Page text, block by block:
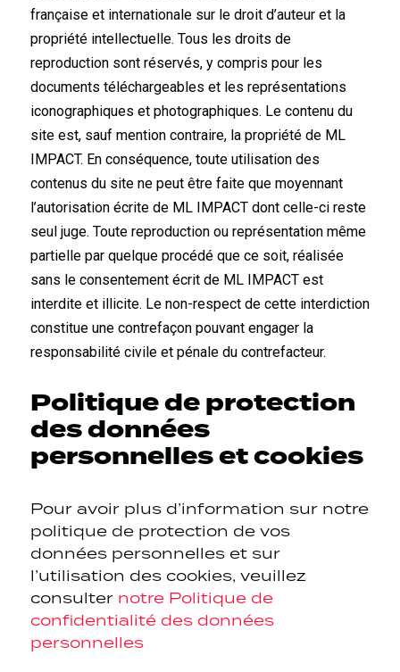
française et internationale sur le droit d’auteur et la
propriété intellectuelle. Tous les droits de
reproduction sont réservés, y compris pour les
documents téléchargeables et les représentations
iconographiques et photographiques. Le contenu du
site est, sauf mention contraire, la propriété de ML
IMPACT. En conséquence, toute utilisation des
contenus du site ne peut être faite que moyennant
l’autorisation écrite de ML IMPACT dont celle-ci reste
seul juge. Toute reproduction ou représentation même
partielle par quelque procédé que ce soit, réalisée
sans le consentement écrit de ML IMPACT est
interdite et illicite. Le non-respect de cette interdiction
constitue une contrefaçon pouvant engager la
responsabilité civile et pénale du contrefacteur.
Politique de protection
des données
personnelles et cookies
Pour avoir plus d’information sur notre
politique de protection de vos
données personnelles et sur
l’utilisation des cookies, veuillez
consulter notre Politique de
confidentialité des données
personnelles